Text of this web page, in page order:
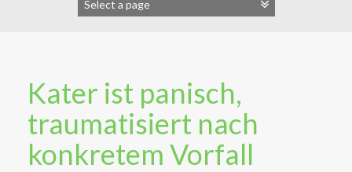
Kater ist panisch,
traumatisiert nach
konkretem Vorfall